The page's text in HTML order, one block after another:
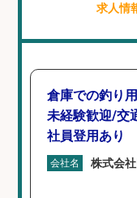
求人情
倉庫での釣り
未経験歓迎/交
社員登用あり
会社名 株式会